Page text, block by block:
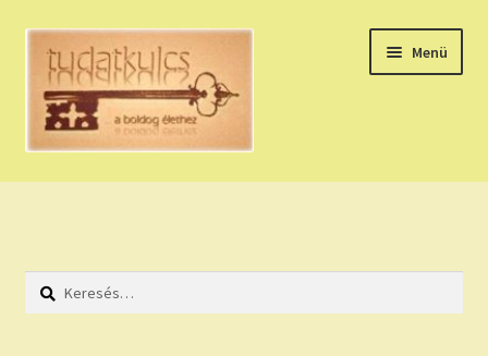
Ugrás
navigációhoz
Kilépés
tartalomba
Menü
HÚZZ EGY KÁRTYÁT!
HOLDNAPTÁR
Keresés: